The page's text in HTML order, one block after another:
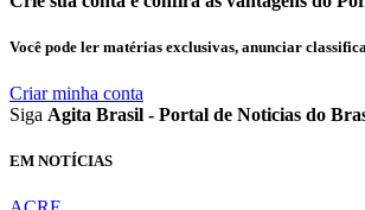
Você pode ler matérias exclusivas, anunciar
Criar minha conta
Siga Agita Brasil - Portal de Noticias do
EM NOTÍCIAS